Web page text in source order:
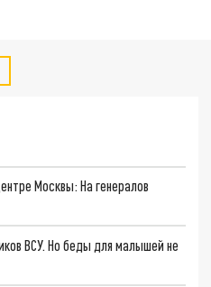
Москвы: На генералов
ВСУ. Но беды для малышей не